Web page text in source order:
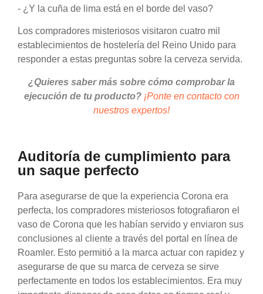
- ¿Y la cuña de lima está en el borde del vaso?
Los compradores misteriosos visitaron cuatro mil
establecimientos de hostelería del Reino Unido para
responder a estas preguntas sobre la cerveza servida.
¿Quieres saber más sobre cómo comprobar la
ejecución de tu producto? ¡Ponte en contacto con
nuestros expertos!
Auditoría de cumplimiento para
un saque perfecto
Para asegurarse de que la experiencia Corona era
perfecta, los compradores misteriosos fotografiaron el
vaso de Corona que les habían servido y enviaron sus
conclusiones al cliente a través del portal en línea de
Roamler. Esto permitió a la marca actuar con rapidez y
asegurarse de que su marca de cerveza se sirve
perfectamente en todos los establecimientos. Era muy